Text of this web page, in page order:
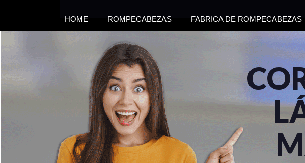
HOME ROMPECABEZAS FABRICA DE ROMPECABEZAS